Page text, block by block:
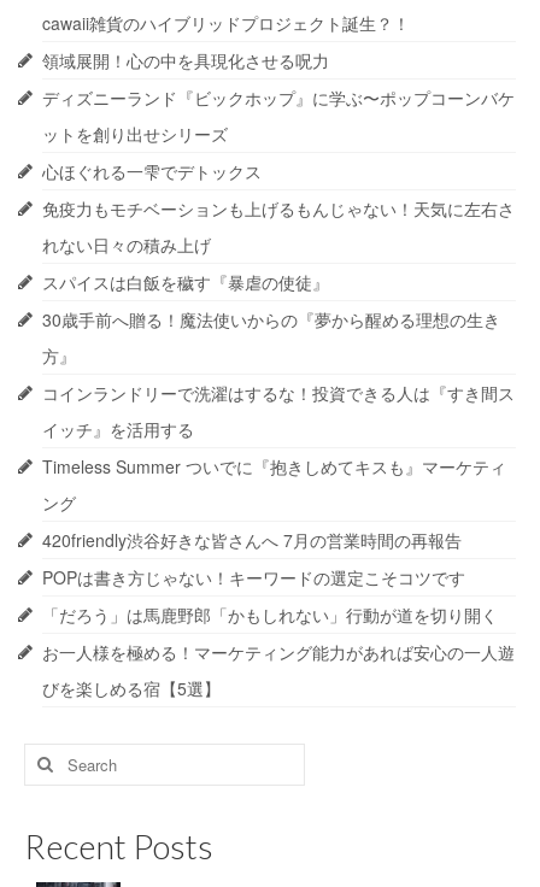
cawaii雑貨のハイブリッドプロジェクト誕生？！
領域展開！心の中を具現化させる呪力
ディズニーランド『ビックホップ』に学ぶ〜ポップコーンバケ
ットを創り出せシリーズ
心ほぐれる一雫でデトックス
免疫力もモチベーションも上げるもんじゃない！天気に左右さ
れない日々の積み上げ
スパイスは白飯を穢す『暴虐の使徒』
30歳手前へ贈る！魔法使いからの『夢から醒める理想の生き
方』
コインランドリーで洗濯はするな！投資できる人は『すき間ス
イッチ』を活用する
Timeless Summer ついでに『抱きしめてキスも』マーケティ
ング
420friendly渋谷好きな皆さんへ 7月の営業時間の再報告
POPは書き方じゃない！キーワードの選定こそコツです
「だろう」は馬鹿野郎「かもしれない」行動が道を切り開く
お一人様を極める！マーケティング能力があれば安心の一人遊
びを楽しめる宿【5選】
Search
for:
Recent Posts